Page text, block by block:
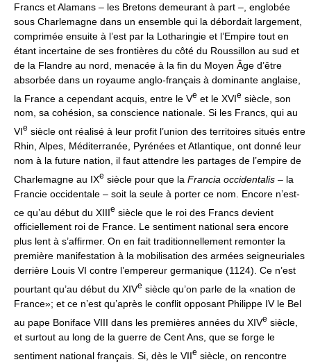
Francs et Alamans – les Bretons demeurant à part –, englobée
sous Charlemagne dans un ensemble qui la débordait largement,
comprimée ensuite à l’est par la Lotharingie et l’Empire tout en
étant incertaine de ses frontières du côté du Roussillon au sud et
de la Flandre au nord, menacée à la fin du Moyen Âge d’être
absorbée dans un royaume anglo-français à dominante anglaise,
la France a cependant acquis, entre le Ve et le XVIe siècle, son
nom, sa cohésion, sa conscience nationale. Si les Francs, qui au
VIe siècle ont réalisé à leur profit l’union des territoires situés entre
Rhin, Alpes, Méditerranée, Pyrénées et Atlantique, ont donné leur
nom à la future nation, il faut attendre les partages de l’empire de
Charlemagne au IXe siècle pour que la Francia occidentalis – la
Francie occidentale – soit la seule à porter ce nom. Encore n’est-
ce qu’au début du XIIIe siècle que le roi des Francs devient
officiellement roi de France. Le sentiment national sera encore
plus lent à s’affirmer. On en fait traditionnellement remonter la
première manifestation à la mobilisation des armées seigneuriales
derrière Louis VI contre l’empereur germanique (1124). Ce n’est
pourtant qu’au début du XIVe siècle qu’on parle de la «nation de
France»; et ce n’est qu’après le conflit opposant Philippe IV le Bel
au pape Boniface VIII dans les premières années du XIVe siècle,
et surtout au long de la guerre de Cent Ans, que se forge le
sentiment national français. Si, dès le VIIe siècle, on rencontre